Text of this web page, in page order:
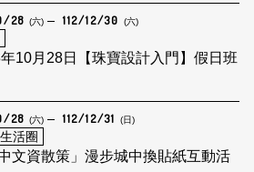
28 (六) 112/12/30 (六)
10月28日【珠寶設計入門】假日班
28 (六) 112/12/31 (日)
活圈
中文資散策」漫步城中換貼紙互動活